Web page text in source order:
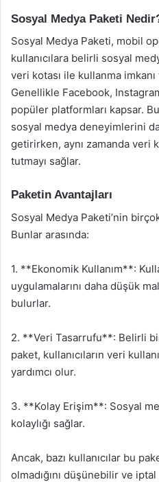
Sosyal Medya Paketi
Sosyal Medya Paketi, mobil
kullanıcılara belirli sosyal
veri kotası ile kullanma
Genellikle Facebook,
popüler platformları kapsar.
sosyal medya deneyimlerini
getirirken, aynı zamanda veri
tutmayı sağlar.
Paketin Avantajları
Sosyal Medya Paketi’nin
Bunlar arasında:
1. **Ekonomik Kullanım**:
uygulamalarını daha düşük
bulurlar.
2. **Veri Tasarrufu**: Belirli bir
paket, kullanıcıların veri
yardımcı olur.
3. **Kolay Erişim**: Sosyal
kolaylığı sağlar.
Ancak, bazı kullanıcılar bu
olmadığını düşünebilir ve